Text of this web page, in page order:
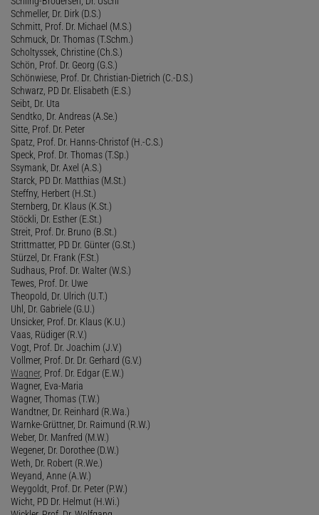
Schmeller, Dr. Dirk (D.S.)
Schmitt, Prof. Dr. Michael (M.S.)
Schmuck, Dr. Thomas (T.Schm.)
Scholtyssek, Christine (Ch.S.)
Schön, Prof. Dr. Georg (G.S.)
Schönwiese, Prof. Dr. Christian-Dietrich (C.-D.S.)
Schwarz, PD Dr. Elisabeth (E.S.)
Seibt, Dr. Uta
Sendtko, Dr. Andreas (A.Se.)
Sitte, Prof. Dr. Peter
Spatz, Prof. Dr. Hanns-Christof (H.-C.S.)
Speck, Prof. Dr. Thomas (T.Sp.)
Ssymank, Dr. Axel (A.S.)
Starck, PD Dr. Matthias (M.St.)
Steffny, Herbert (H.St.)
Sternberg, Dr. Klaus (K.St.)
Stöckli, Dr. Esther (E.St.)
Streit, Prof. Dr. Bruno (B.St.)
Strittmatter, PD Dr. Günter (G.St.)
Stürzel, Dr. Frank (F.St.)
Sudhaus, Prof. Dr. Walter (W.S.)
Tewes, Prof. Dr. Uwe
Theopold, Dr. Ulrich (U.T.)
Uhl, Dr. Gabriele (G.U.)
Unsicker, Prof. Dr. Klaus (K.U.)
Vaas, Rüdiger (R.V.)
Vogt, Prof. Dr. Joachim (J.V.)
Vollmer, Prof. Dr. Dr. Gerhard (G.V.)
Wagner, Prof. Dr. Edgar (E.W.)
Wagner, Eva-Maria
Wagner, Thomas (T.W.)
Wandtner, Dr. Reinhard (R.Wa.)
Warnke-Grüttner, Dr. Raimund (R.W.)
Weber, Dr. Manfred (M.W.)
Wegener, Dr. Dorothee (D.W.)
Weth, Dr. Robert (R.We.)
Weyand, Anne (A.W.)
Weygoldt, Prof. Dr. Peter (P.W.)
Wicht, PD Dr. Helmut (H.Wi.)